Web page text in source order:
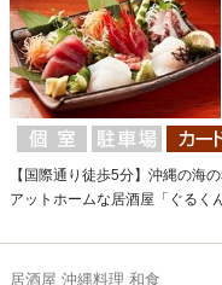
【国際通り徒歩5分】沖縄の海
アットホームな居酒屋「ぐるく
居酒屋 沖縄料理 和食